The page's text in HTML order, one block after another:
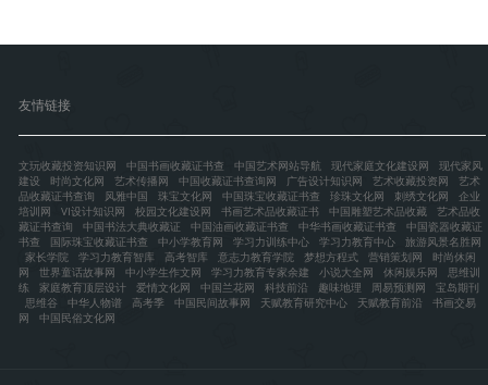
友情链接
文玩收藏投资知识网 中国书画收藏证书查 中国艺术网站导航 现代家庭文化建设网
现代家风
建设
时尚文化网 艺术传播网 中国收藏证书查询网 广告设计知识网 艺术收藏投资网
艺术
品收藏证书查询
风雅中国 珠宝文化网 中国珠宝收藏证书查 珍珠文化网 刺绣文化网
企业
培训网
VI设计知识网 校园文化建设网 书画艺术品收藏证书 中国雕塑艺术品收藏
艺术品收
藏证书查询
中国书法大典收藏证 中国油画收藏证书查 中华书画收藏证书查
中国瓷器收藏证
书查
国际珠宝收藏证书查 中小学教育网 学习力训练中心 学习力教育中心
旅游风景名胜网
家长学院
学习力教育智库 高考智库 意志力教育学院 梦想方程式 营销策划网
时尚休闲
网
世界童话故事网 中小学生作文网 学习力教育专家余建 小说大全网 休闲娱乐网
思维训
练
家庭教育顶层设计 爱情文化网 中国兰花网 科技前沿 趣味地理 周易预测网
宝岛期刊
思维谷
中华人物谱 高考季 中国民间故事网 天赋教育研究中心 天赋教育前沿
书画交易
网
中国民俗文化网